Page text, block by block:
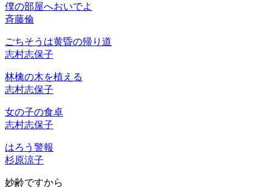
僕の部屋へおいでよ
斉藤倫
ごちそうは黄昏の帰り道
志村志保子
林檎の木を植える
志村志保子
女の子の食卓
志村志保子
はろう警報
杉原涼子
妙齢ですから